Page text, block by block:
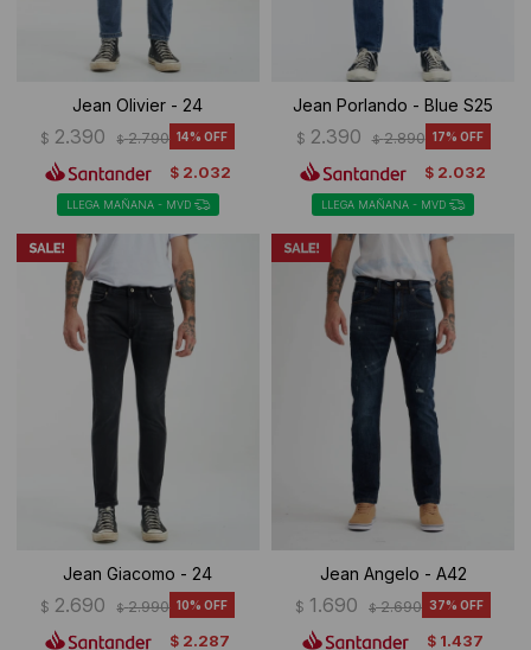
Jean Olivier - 24
$ 2.390 $ 2.790 14
$ 2.032
LLEGA MAÑANA - MVD
Jean Porlando - Blue S25
$ 2.390 $ 2.890 17
$ 2.032
LLEGA MAÑANA - MVD
Jean Giacomo - 24
$ 2.690 $ 2.990 10
$ 2.287
Jean Angelo - A42
$ 1.690 $ 2.690 37
$ 1.437